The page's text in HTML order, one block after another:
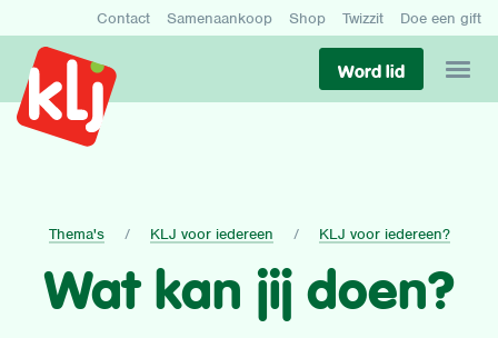
Contact Samenaankoop Shop Twizzit Doe een gift
Word lid
Thema's KLJ voor iedereen KLJ voor iedereen?
Wat kan jij doen?